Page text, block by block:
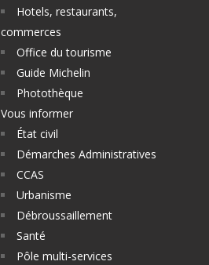
Hotels, restaurants,
commerces
Office du tourisme
Guide Michelin
Photothèque
Vous informer
État civil
Démarches Administratives
CCAS
Urbanisme
Débroussaillement
Santé
Pôle multi-services